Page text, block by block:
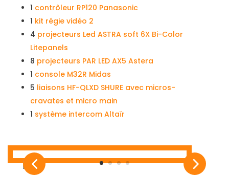
1 contrôleur RP120 Panasonic
1 kit régie vidéo 2
4 projecteurs Led ASTRA soft 6X Bi-Color
Litepanels
8 projecteurs PAR LED AX5 Astera
1 console M32R Midas
5 liaisons HF-QLXD SHURE avec micros-
cravates et micro main
1 système intercom Altaïr